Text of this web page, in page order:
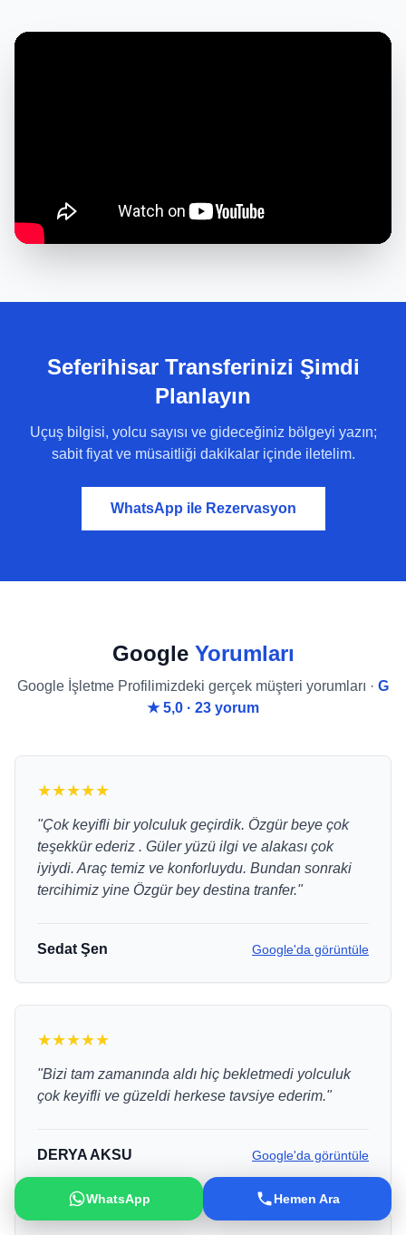
Seferihisar Transferinizi Şimdi
Planlayın
Uçuş bilgisi, yolcu sayısı ve gideceğiniz bölgeyi yazın;
sabit fiyat ve müsaitliği dakikalar içinde iletelim.
WhatsApp ile Rezervasyon
Google Yorumları
Google İşletme Profilimizdeki gerçek müşteri yorumları · G
★ 5,0 · 23 yorum
★★★★★
"Çok keyifli bir yolculuk geçirdik. Özgür beye çok
teşekkür ederiz . Güler yüzü ilgi ve alakası çok
iyiydi. Araç temiz ve konforluydu. Bundan sonraki
tercihimiz yine Özgür bey destina tranfer."
Sedat Şen Google'da görüntüle
★★★★★
"Bizi tam zamanında aldı hiç bekletmedi yolculuk
çok keyifli ve güzeldi herkese tavsiye ederim."
DERYA AKSU Google'da görüntüle
WhatsApp Hemen Ara